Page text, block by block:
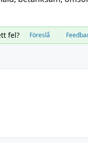
fel? Föreslå